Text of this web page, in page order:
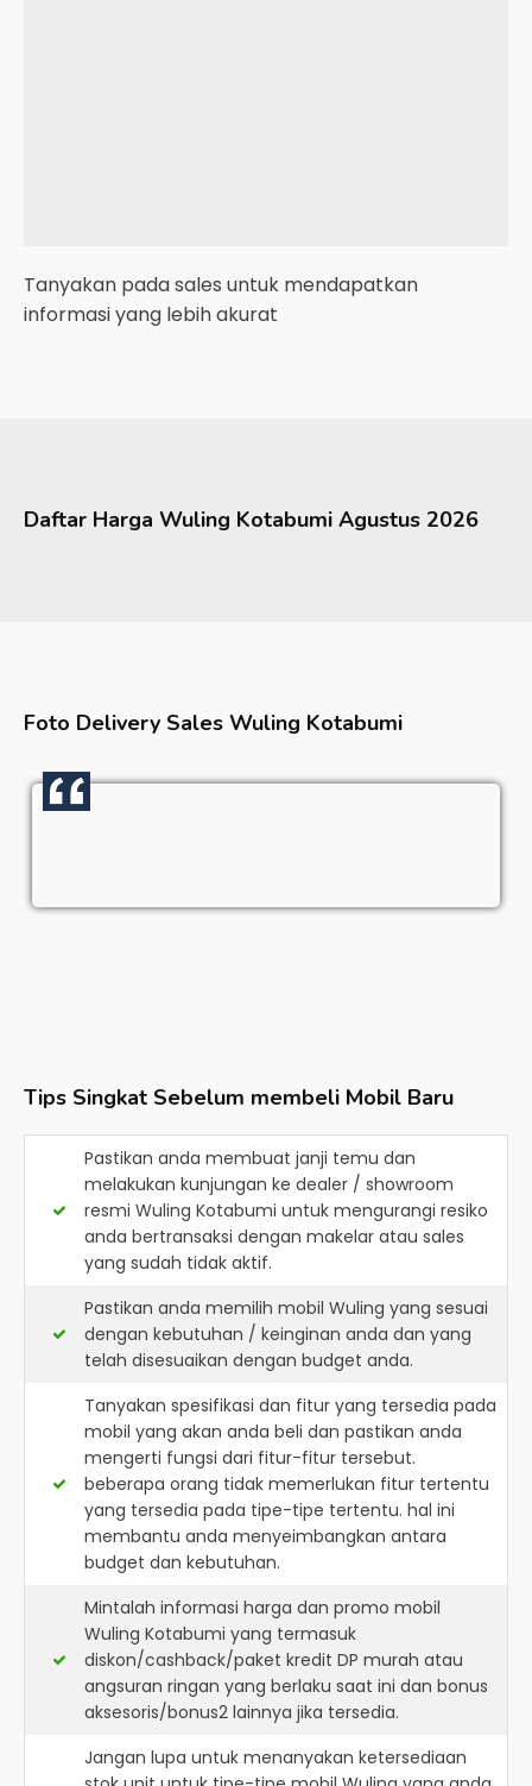
Tanyakan pada sales untuk mendapatkan
informasi yang lebih akurat
Daftar Harga Wuling Kotabumi Agustus 2026
Foto Delivery Sales Wuling Kotabumi
Tips Singkat Sebelum membeli Mobil Baru
Pastikan anda membuat janji temu dan
melakukan kunjungan ke dealer / showroom
resmi Wuling Kotabumi untuk mengurangi resiko
anda bertransaksi dengan makelar atau sales
yang sudah tidak aktif.
Pastikan anda memilih mobil Wuling yang sesuai
dengan kebutuhan / keinginan anda dan yang
telah disesuaikan dengan budget anda.
Tanyakan spesifikasi dan fitur yang tersedia pada
mobil yang akan anda beli dan pastikan anda
mengerti fungsi dari fitur-fitur tersebut.
beberapa orang tidak memerlukan fitur tertentu
yang tersedia pada tipe-tipe tertentu. hal ini
membantu anda menyeimbangkan antara
budget dan kebutuhan.
Mintalah informasi harga dan promo mobil
Wuling Kotabumi yang termasuk
diskon/cashback/paket kredit DP murah atau
angsuran ringan yang berlaku saat ini dan bonus
aksesoris/bonus2 lainnya jika tersedia.
Jangan lupa untuk menanyakan ketersediaan